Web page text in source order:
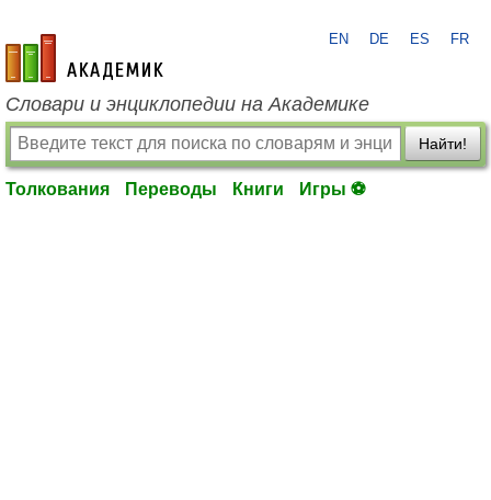
academic.ru
EN DE ES FR
Словари и энциклопедии на Академике
Найти!
Толкования Переводы Книги Игры ⚽